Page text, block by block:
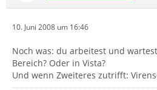
10. Juni 2008 um 16:46
Noch was: du arbeitest und
Bereich? Oder in Vista?
Und wenn Zweiteres zutrifft: